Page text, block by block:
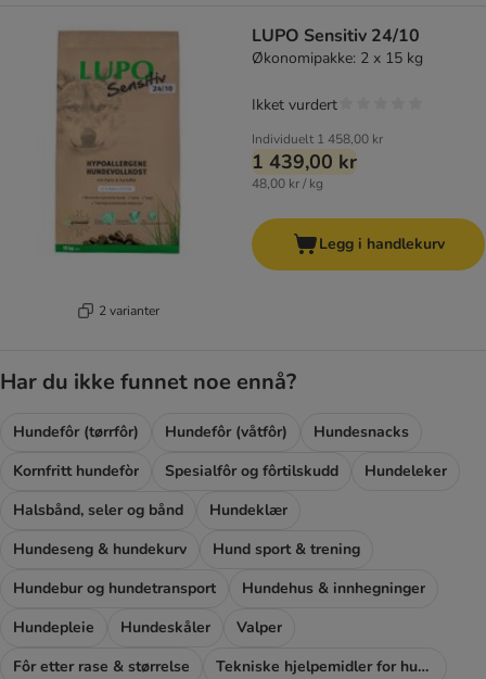
2 varianter
LUPO Sensitiv 24/10
Økonomipakke: 2 x 15 kg
Individuelt 1 458,00 kr
1 439,00 kr
48,00 kr / kg
Ikket vurdert
Legg i handlekurv
Har du ikke funnet noe ennå?
Hundefôr (tørrfôr) Hundefôr (våtfôr)
Hundesnacks
Kornfritt hundefòr
Spesialfôr og fôrtilskudd
Hundeleker
Halsbånd, seler og bånd
Hundeklær
Hundeseng & hundekurv
Hund sport & trening
Hundebur og hundetransport
Hundehus & innhegninger
Hundepleie
Hundeskåler
Valper
Fôr etter rase & størrelse
Tekniske hjelpemidler for hunder